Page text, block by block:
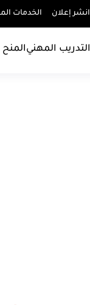
انشر إعلان الخدمات
التدريب المهني